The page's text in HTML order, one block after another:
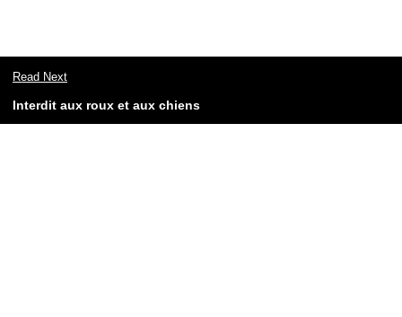
Read Next
Interdit aux roux et aux chiens